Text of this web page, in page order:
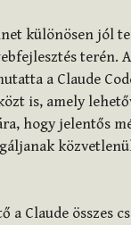
különösen jól
terén.
a Claude
is, amely
hogy jelentős
a Claude összes